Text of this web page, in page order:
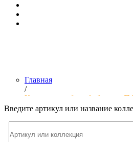
Главная
/
Коллекции обоев фабрики
Введите артикул или название